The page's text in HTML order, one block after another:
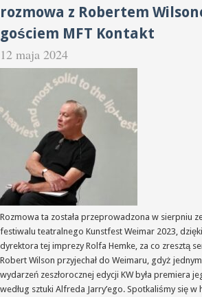
rozmowa z Robertem
gościem MFT Kontakt
12 maja 2024
Rozmowa ta została przeprowadzona w sierpniu
festiwalu teatralnego Kunstfest Weimar 2023,
dyrektora tej imprezy Rolfa Hemke, za co zresztą
Robert Wilson przyjechał do Weimaru, gdyż
wydarzeń zeszłorocznej edycji KW była premiera
według sztuki Alfreda Jarry’ego. Spotkaliśmy się